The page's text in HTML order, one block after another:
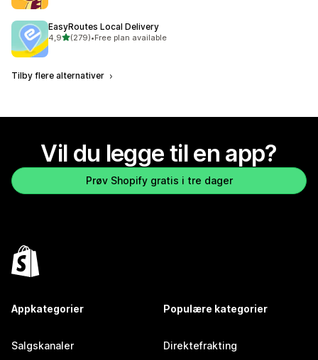
EasyRoutes Local Delivery
4,9av 5 stjerner
(279)
Totalt 279 omtaler
•Free plan available
Tilby flere alternativer
Vil du legge til en app?
Prøv Shopify gratis i tre dager
Appkategorier
Salgskanaler
Populære kategorier
Direktefrakting